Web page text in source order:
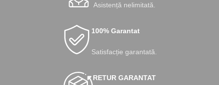
Asistență nelimitată.
100% Garantat
Satisfacție garantată.
RETUR GARANTAT